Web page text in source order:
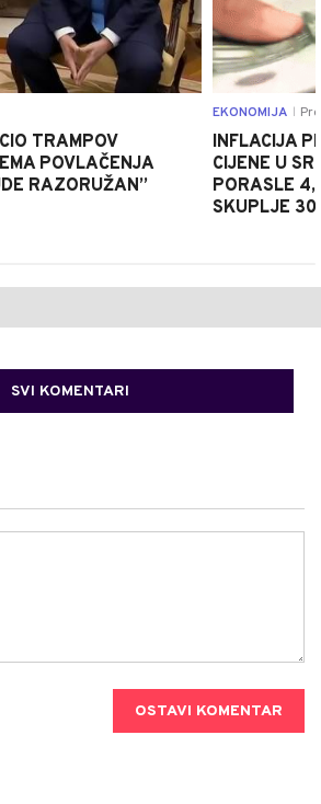
TRAMPOV
POVLAČENJA
RAZORUŽAN”
EKONOMIJA
INFLACIJA
CIJENE U
PORASLE
SKUPLJE 30
SVI KOMENTARI
OSTAVI KOMENTAR